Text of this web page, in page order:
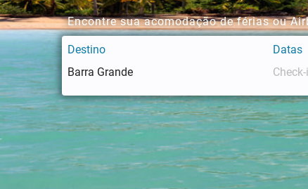
Encontre sua acomodação de férias ou
Destino Datas